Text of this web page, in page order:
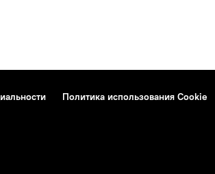
Политика использования Cookie